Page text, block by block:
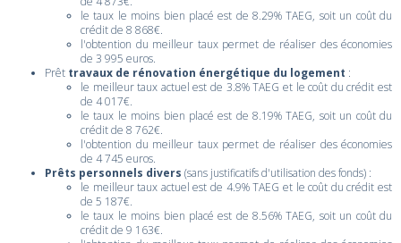
le taux le moins bien placé est de 8.29% TAEG, soit un coût du
crédit de 8 868€.
l'obtention du meilleur taux permet de réaliser des économies
de 3 995 euros.
Prêt travaux de rénovation énergétique du logement :
le meilleur taux actuel est de 3.8% TAEG et le coût du crédit est
de 4 017€.
le taux le moins bien placé est de 8.19% TAEG, soit un coût du
crédit de 8 762€.
l'obtention du meilleur taux permet de réaliser des économies
de 4 745 euros.
Prêts personnels divers (sans justificatifs d'utilisation des fonds) :
le meilleur taux actuel est de 4.9% TAEG et le coût du crédit est
de 5 187€.
le taux le moins bien placé est de 8.56% TAEG, soit un coût du
crédit de 9 163€.